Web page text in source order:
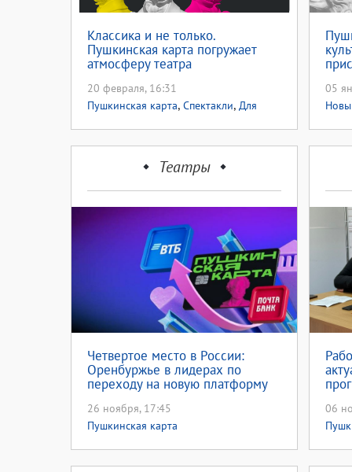
Классика и не только.
Пушкинская карта погружает
атмосферу театра
20 февраля, 16:31
Пушкинская карта, Спектакли, Для
05
Театры
Четвертое место в России:
Оренбуржье в лидерах по
переходу на новую платформу
26 ноября, 17:45
Пушкинская карта
06